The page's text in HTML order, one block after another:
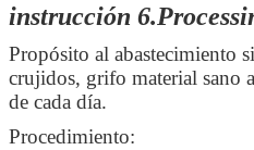
instrucción
Propósito al abastecimiento
crujidos, grifo material sano
de cada día.
Procedimiento: